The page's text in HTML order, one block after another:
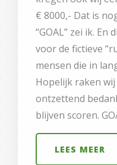
€ 8000,- Dat is
“GOAL” zei ik.
voor de fictieve
mensen die in
Hopelijk raken wij
ontzettend
blijven scoren.
LEES MEER